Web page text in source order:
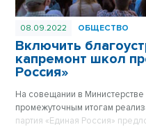
08.09.2022 ОБЩЕСТВО
Включить
капремонт школ
Россия»
На совещании в
промежуточным итогам
партия «Единая Россия»